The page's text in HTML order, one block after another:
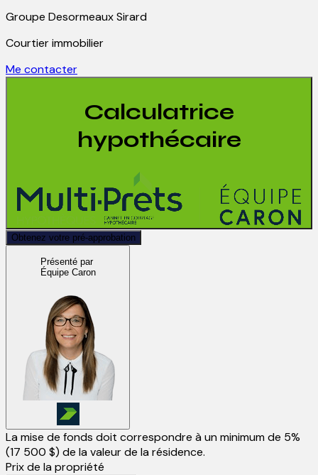
Groupe Desormeaux Sirard
Courtier immobilier
Me contacter
Calculatrice
hypothécaire
Obtenez votre pré-approbation
Présenté par
Équipe Caron
La mise de fonds doit correspondre à un minimum de 5%
(17 500 $) de la valeur de la résidence.
Prix de la propriété